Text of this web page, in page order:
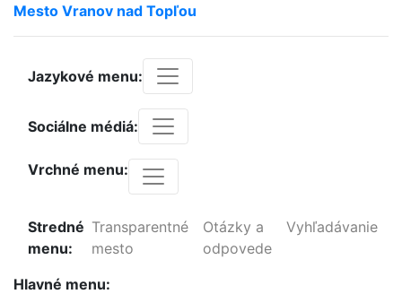
Mesto Vranov nad Topľou
Jazykové menu:
Sociálne médiá:
Vrchné menu:
Stredné
menu:
Transparentné
mesto
Otázky a
odpovede
Vyhľadávanie
Hlavné menu: